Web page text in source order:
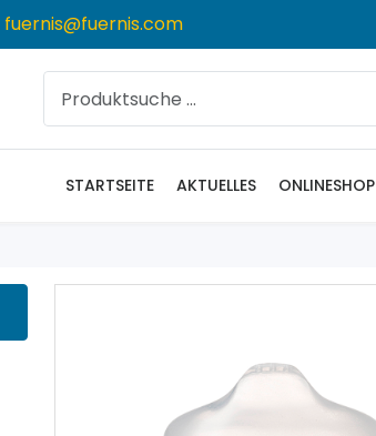
fuernis@fuernis.com
STARTSEITE AKTUELLES ONLINESHOP